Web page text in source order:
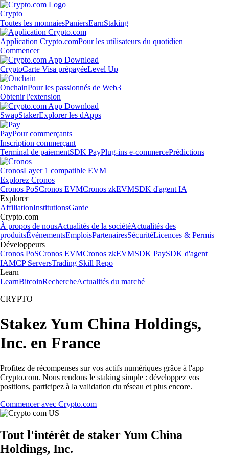
Crypto
Toutes les monnaiesPaniersEarnStaking
Application Crypto.comPour les utilisateurs du quotidien
Commencer
CryptoCarte Visa prépayéeLevel Up
OnchainPour les passionnés de Web3
Obtenir l'extension
SwapStakerExplorer les dApps
PayPour commerçants
Inscription commerçant
Terminal de paiementSDK PayPlug-ins e-commercePrédictions
CronosLayer 1 compatible EVM
Explorez Cronos
Cronos PoSCronos EVMCronos zkEVMSDK d'agent IA
Explorer
AffiliationInstitutionsGarde
Crypto.com
À propos de nousActualités de la sociétéActualités des
produitsÉvénementsEmploisPartenairesSécuritéLicences & Permis
Développeurs
Cronos PoSCronos EVMCronos zkEVMSDK PaySDK d'agent
IAMCP ServersTrading Skill Repo
Learn
LearnBitcoinRechercheActualités du marché
CRYPTO
Stakez Yum China Holdings,
Inc. en France
Profitez de récompenses sur vos actifs numériques grâce à l'app
Crypto.com. Nous rendons le staking simple : développez vos
positions, participez à la validation du réseau et plus encore.
Commencer avec Crypto.com
Tout l'intérêt de staker Yum China
Holdings, Inc.